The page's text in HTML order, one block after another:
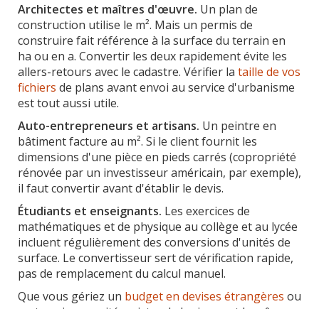
Architectes et maîtres d'œuvre. Un plan de
construction utilise le m². Mais un permis de
construire fait référence à la surface du terrain en
ha ou en a. Convertir les deux rapidement évite les
allers-retours avec le cadastre. Vérifier la taille de vos
fichiers de plans avant envoi au service d'urbanisme
est tout aussi utile.
Auto-entrepreneurs et artisans. Un peintre en
bâtiment facture au m². Si le client fournit les
dimensions d'une pièce en pieds carrés (copropriété
rénovée par un investisseur américain, par exemple),
il faut convertir avant d'établir le devis.
Étudiants et enseignants. Les exercices de
mathématiques et de physique au collège et au lycée
incluent régulièrement des conversions d'unités de
surface. Le convertisseur sert de vérification rapide,
pas de remplacement du calcul manuel.
Que vous gériez un budget en devises étrangères ou